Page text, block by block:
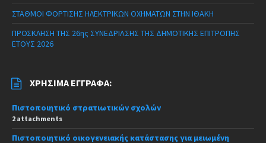
ΣΤΑΘΜΟΙ ΦΟΡΤΙΣΗΣ ΗΛΕΚΤΡΙΚΩΝ ΟΧΗΜΑΤΩΝ ΣΤΗΝ ΙΘΑΚΗ
ΠΡΟΣΚΛΗΣΗ ΤΗΣ 26ης ΣΥΝΕΔΡΙΑΣΗΣ ΤΗΣ ΔΗΜΟΤΙΚΗΣ ΕΠΙΤΡΟΠΗΣ
ΕΤΟΥΣ 2026
ΧΡΉΣΙΜΑ ΈΓΓΡΑΦΑ:
Πιστοποιητικό στρατιωτικών σχολών
2 attachments
Πιστοποιητικό οικογενειακής κατάστασης για μειωμένη